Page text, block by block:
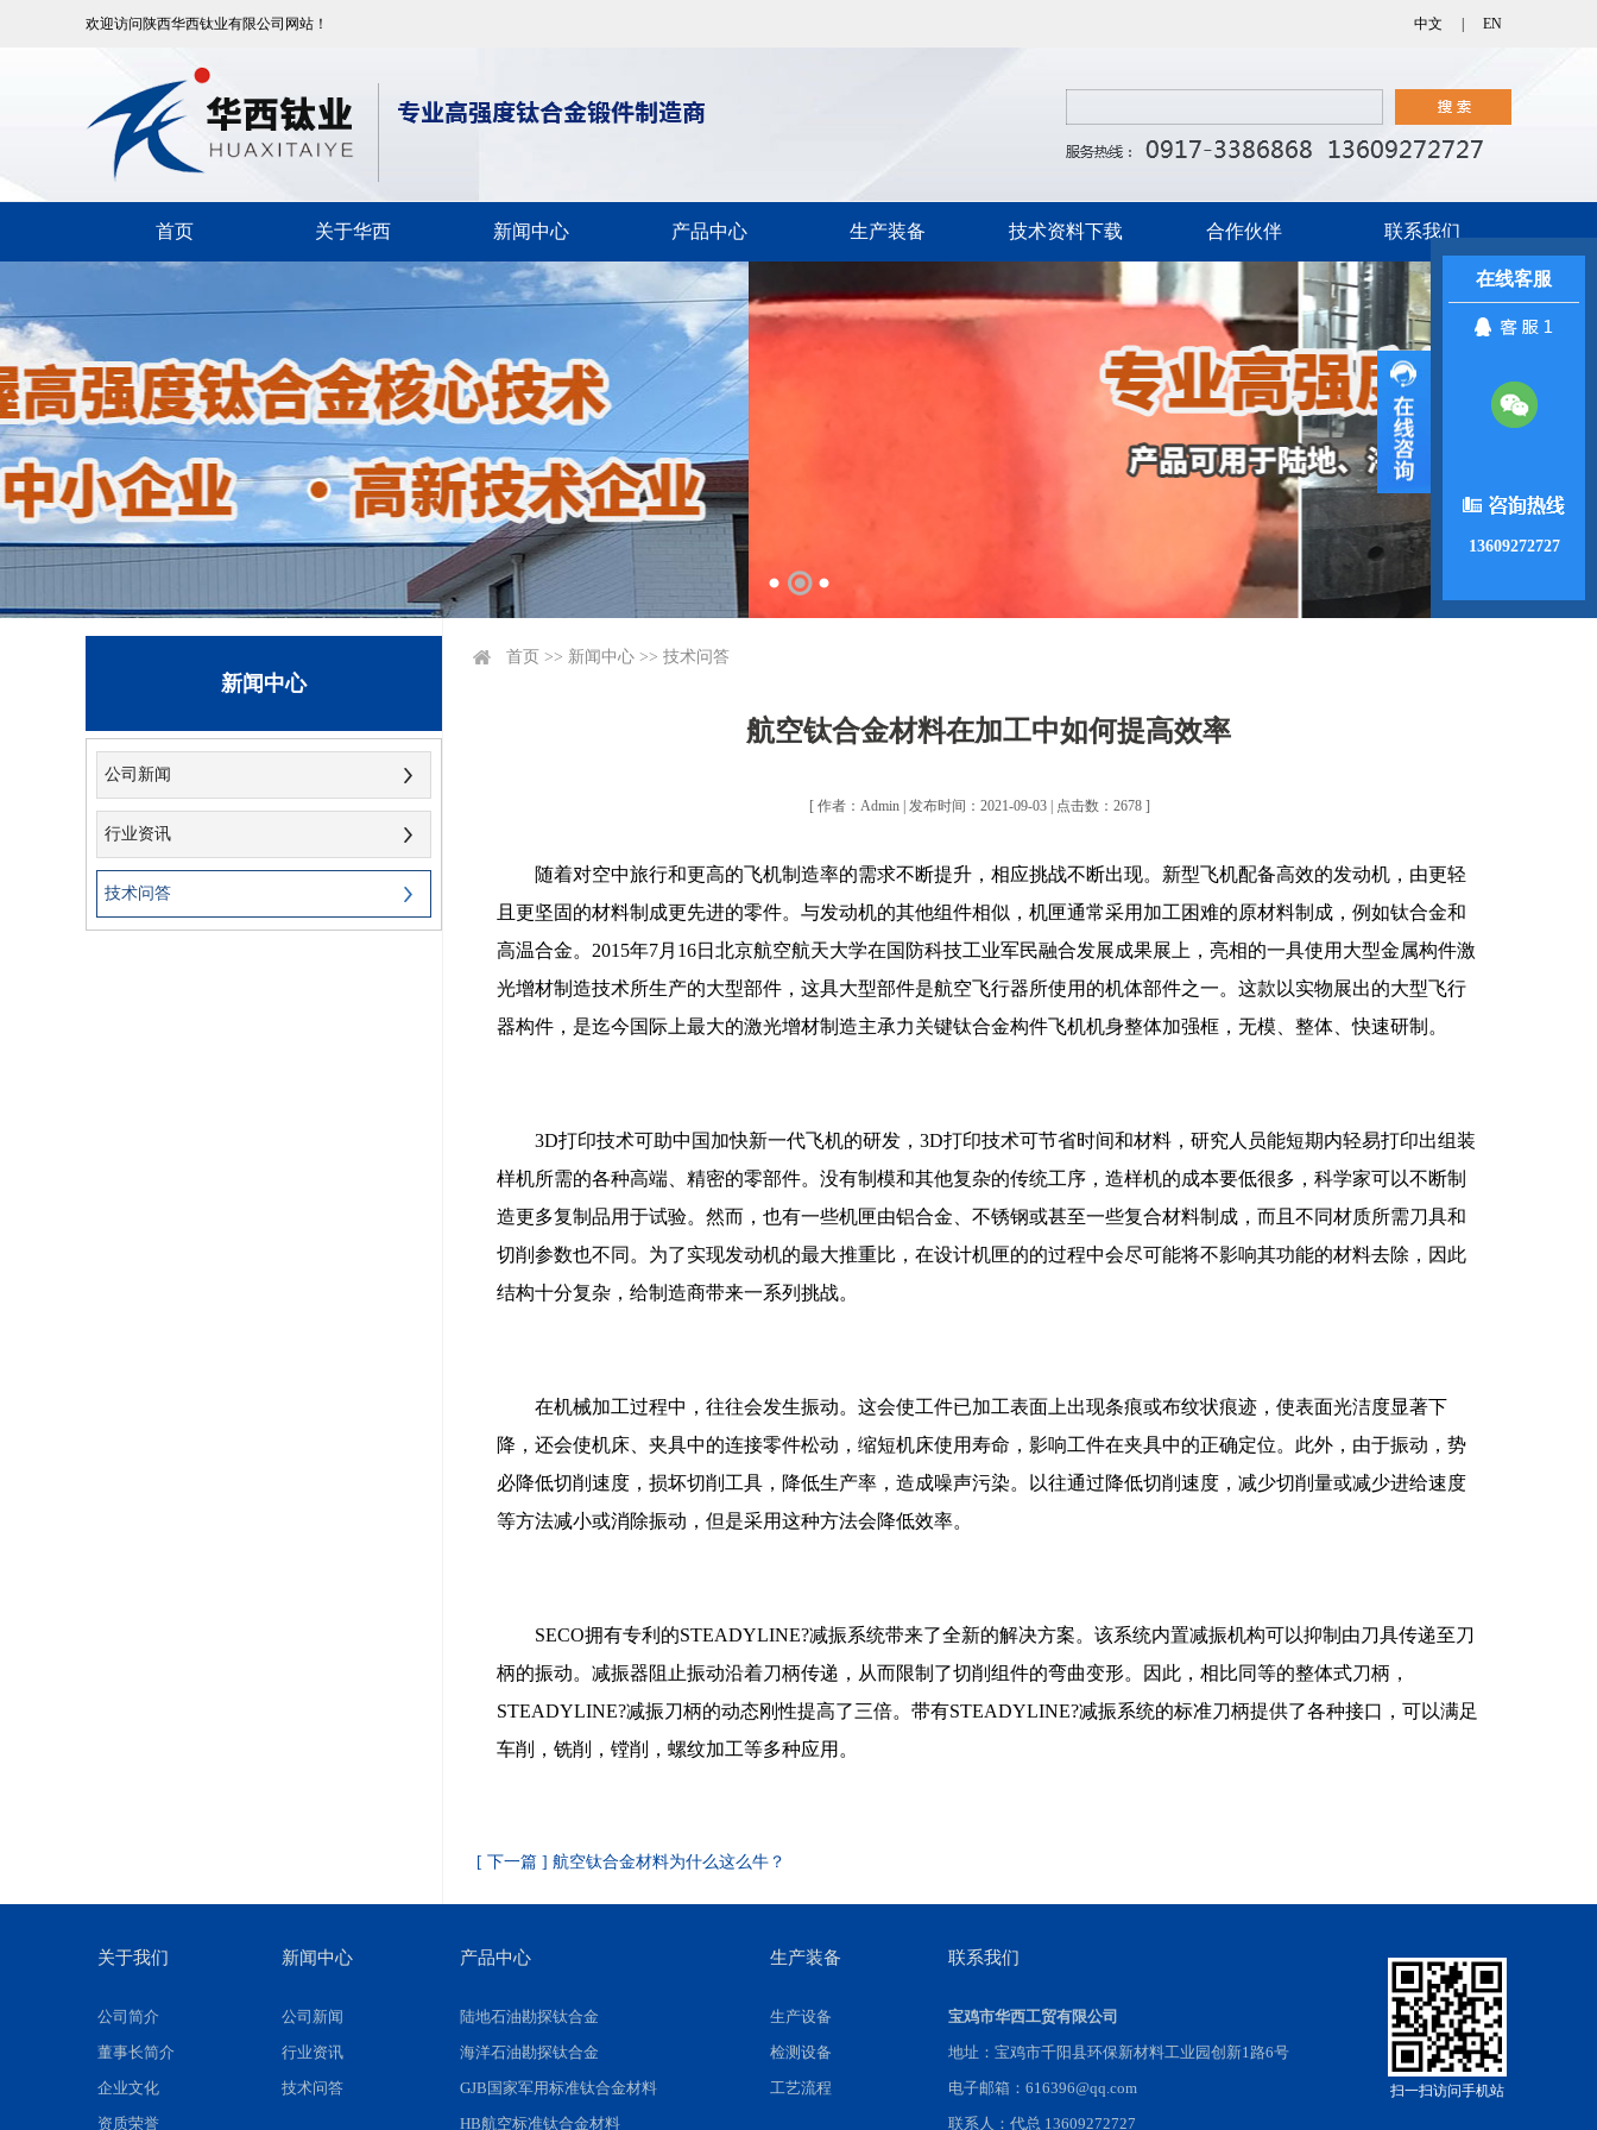
欢迎访问陕西华西钛业有限公司网站！ 中文 EN
首页 关于华西 新闻中心 产品中心 生产装备 技术资料下载 合作伙伴 联系我们
新闻中心
公司新闻
行业资讯
技术问答
首页 >> 新闻中心 >> 技术问答
航空钛合金材料在加工中如何提高效率
[ 作者：Admin | 发布时间：2021-09-03 | 点击数：2678 ]
随着对空中旅行和更高的飞机制造率的需求不断提升，相应挑战不断出现。新型飞机配备高效的发动机，由更轻
且更坚固的材料制成更先进的零件。与发动机的其他组件相似，机匣通常采用加工困难的原材料制成，例如钛合金和
高温合金。2015年7月16日北京航空航天大学在国防科技工业军民融合发展成果展上，亮相的一具使用大型金属构件激
光增材制造技术所生产的大型部件，这具大型部件是航空飞行器所使用的机体部件之一。这款以实物展出的大型飞行
器构件，是迄今国际上最大的激光增材制造主承力关键钛合金构件飞机机身整体加强框，无模、整体、快速研制。
3D打印技术可助中国加快新一代飞机的研发，3D打印技术可节省时间和材料，研究人员能短期内轻易打印出组装
样机所需的各种高端、精密的零部件。没有制模和其他复杂的传统工序，造样机的成本要低很多，科学家可以不断制
造更多复制品用于试验。然而，也有一些机匣由铝合金、不锈钢或甚至一些复合材料制成，而且不同材质所需刀具和
切削参数也不同。为了实现发动机的最大推重比，在设计机匣的的过程中会尽可能将不影响其功能的材料去除，因此
结构十分复杂，给制造商带来一系列挑战。
在机械加工过程中，往往会发生振动。这会使工件已加工表面上出现条痕或布纹状痕迹，使表面光洁度显著下
降，还会使机床、夹具中的连接零件松动，缩短机床使用寿命，影响工件在夹具中的正确定位。此外，由于振动，势
必降低切削速度，损坏切削工具，降低生产率，造成噪声污染。以往通过降低切削速度，减少切削量或减少进给速度
等方法减小或消除振动，但是采用这种方法会降低效率。
SECO拥有专利的STEADYLINE?减振系统带来了全新的解决方案。该系统内置减振机构可以抑制由刀具传递至刀
柄的振动。减振器阻止振动沿着刀柄传递，从而限制了切削组件的弯曲变形。因此，相比同等的整体式刀柄，
STEADYLINE?减振刀柄的动态刚性提高了三倍。带有STEADYLINE?减振系统的标准刀柄提供了各种接口，可以满足
车削，铣削，镗削，螺纹加工等多种应用。
[ 下一篇 ] 航空钛合金材料为什么这么牛？
关于我们
公司简介
董事长简介
企业文化
资质荣誉
新闻中心
公司新闻
行业资讯
技术问答
产品中心
陆地石油勘探钛合金
海洋石油勘探钛合金
GJB国家军用标准钛合金材料
HB航空标准钛合金材料
生产装备
生产设备
检测设备
工艺流程
联系我们
宝鸡市华西工贸有限公司
地址：宝鸡市千阳县环保新材料工业园创新1路6号
电子邮箱：616396@qq.com
联系人：代总 13609272727
扫一扫访问手机站
在线客服
13609272727